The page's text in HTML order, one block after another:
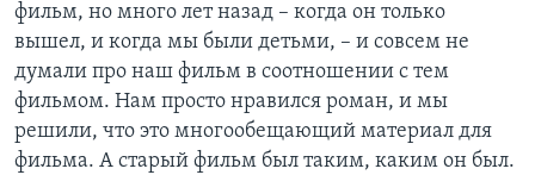
фильм, но много лет назад – когда он только
вышел, и когда мы были детьми, – и совсем не
думали про наш фильм в соотношении с тем
фильмом. Нам просто нравился роман, и мы
решили, что это многообещающий материал для
фильма. А старый фильм был таким, каким он был.